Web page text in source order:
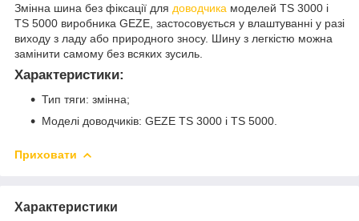
Змінна шина без фіксації для доводчика моделей TS 3000 і
TS 5000 виробника GEZE, застосовується у влаштуванні у разі
виходу з ладу або природного зносу. Шину з легкістю можна
замінити самому без всяких зусиль.
Характеристики:
Тип тяги: змінна;
Моделі доводчиків: GEZE TS 3000 і TS 5000.
Приховати
Характеристики